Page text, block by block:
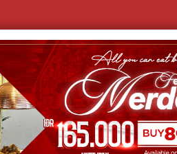
2026 Hadirkan Beragam Kendaraan